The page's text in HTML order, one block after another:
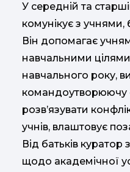
У середній та
комунікує з
Він допомагає
навчальними
навчального року,
командоутворюючу
розв’язувати
учнів, влаштовує
Від батьків куратор
щодо академічної